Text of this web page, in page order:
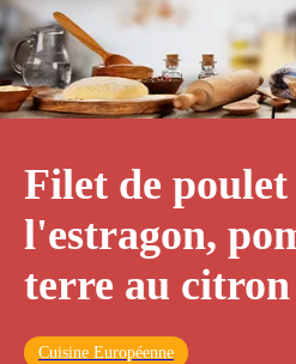
Filet de poulet
l'estragon,
terre au
Cuisine Européenne